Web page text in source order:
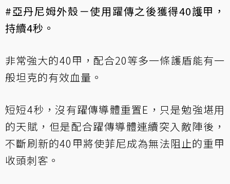
#亞丹尼姆外殼－使用躍傳之後獲得40護甲，
持續4秒。
非常強大的40甲，配合20等多一條護盾能有一
般坦克的有效血量。
短短4秒，沒有躍傳導體重置E，只是勉強堪用
的天賦，但是配合躍傳導體連續突入敵陣後，
不斷刷新的40甲將使菲尼成為無法阻止的重甲
收頭刺客。